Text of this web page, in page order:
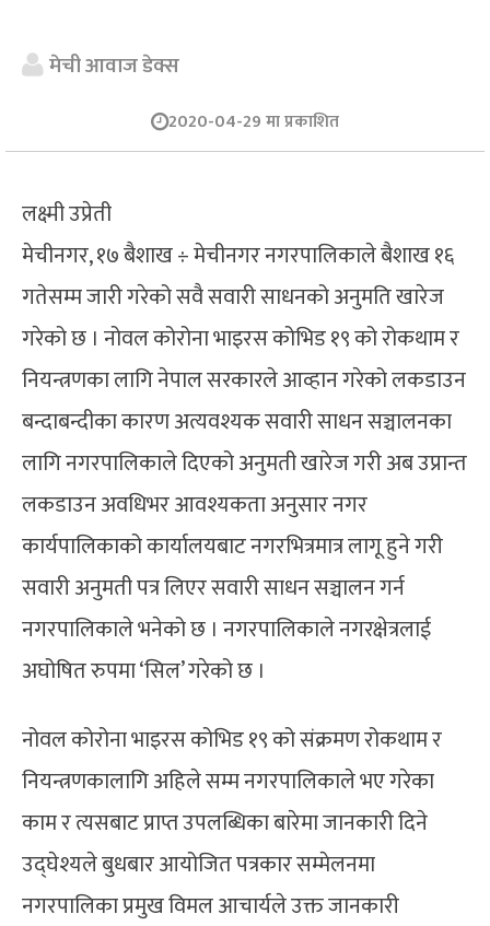
मेची आवाज डेक्स
2020-04-29 मा प्रकाशित
लक्ष्मी उप्रेती
मेचीनगर, १७ बैशाख ÷ मेचीनगर नगरपालिकाले बैशाख १६
गतेसम्म जारी गरेको सवै सवारी साधनको अनुमति खारेज
गरेको छ । नोवल कोरोना भाइरस कोभिड १९ को रोकथाम र
नियन्त्रणका लागि नेपाल सरकारले आव्हान गरेको लकडाउन
बन्दाबन्दीका कारण अत्यवश्यक सवारी साधन सञ्चालनका
लागि नगरपालिकाले दिएको अनुमती खारेज गरी अब उप्रान्त
लकडाउन अवधिभर आवश्यकता अनुसार नगर
कार्यपालिकाको कार्यालयबाट नगरभित्रमात्र लागू हुने गरी
सवारी अनुमती पत्र लिएर सवारी साधन सञ्चालन गर्न
नगरपालिकाले भनेको छ । नगरपालिकाले नगरक्षेत्रलाई
अघोषित रुपमा ‘सिल’ गरेको छ ।
नोवल कोरोना भाइरस कोभिड १९ को संक्रमण रोकथाम र
नियन्त्रणकालागि अहिले सम्म नगरपालिकाले भए गरेका
काम र त्यसबाट प्राप्त उपलब्धिका बारेमा जानकारी दिने
उद्घेश्यले बुधबार आयोजित पत्रकार सम्मेलनमा
नगरपालिका प्रमुख विमल आचार्यले उक्त जानकारी